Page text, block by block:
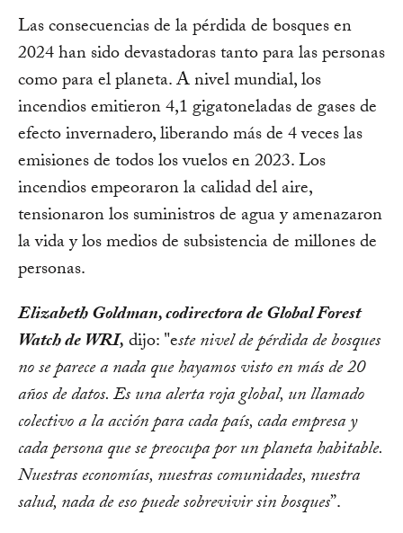
Las consecuencias de la pérdida de bosques en
2024 han sido devastadoras tanto para las personas
como para el planeta. A nivel mundial, los
incendios emitieron 4,1 gigatoneladas de gases de
efecto invernadero, liberando más de 4 veces las
emisiones de todos los vuelos en 2023. Los
incendios empeoraron la calidad del aire,
tensionaron los suministros de agua y amenazaron
la vida y los medios de subsistencia de millones de
personas.
Elizabeth Goldman, codirectora de Global Forest
Watch de WRI,dijo: "este nivel de pérdida de bosques
no se parece a nada que hayamos visto en más de 20
años de datos. Es una alerta roja global, un llamado
colectivo a la acción para cada país, cada empresa y
cada persona que se preocupa por un planeta habitable.
Nuestras economías, nuestras comunidades, nuestra
salud, nada de eso puede sobrevivir sin bosques”.